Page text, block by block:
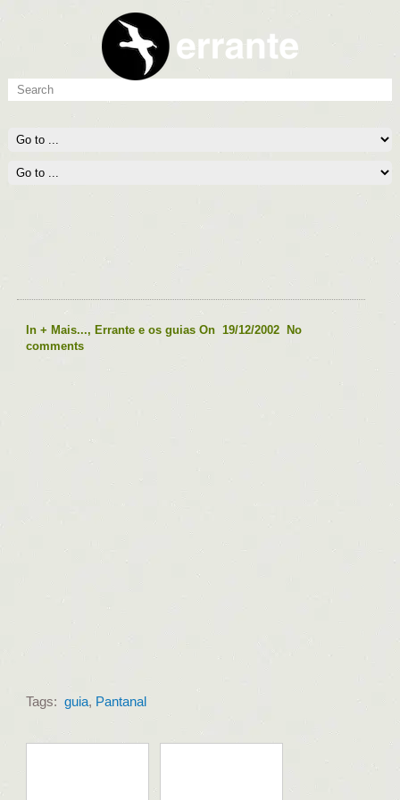
In + Mais..., Errante e os guias On 19/12/2002
No
comments
Tags: guia, Pantanal